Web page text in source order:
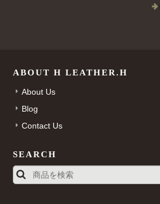
ABOUT H LEATHER.H
About Us
Blog
Contact Us
SEARCH